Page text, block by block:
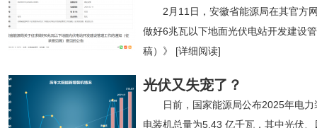
2月11日，安徽省能源局在其官方
做好6兆瓦以下地面光伏电站开发建设
稿）》 [详细阅读]
光伏又失宠了？
日前，国家能源局公布2025年电
电装机总量为5.43 亿千瓦，其中光伏